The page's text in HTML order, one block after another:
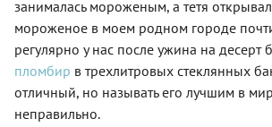
занималась мороженым, а тетя
мороженое в моем родном городе
регулярно у нас после ужина на
пломбир в трехлитровых стеклянных
отличный, но называть его лучшим в
неправильно.